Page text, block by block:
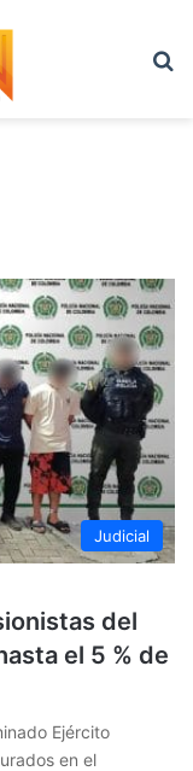
Judicial
del
el 5 % de
Ejército
en el